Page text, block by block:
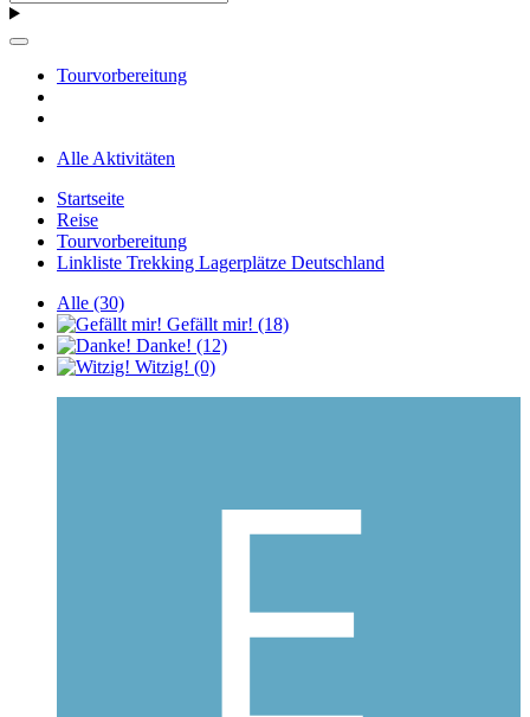
Tourvorbereitung
Alle Aktivitäten
Startseite
Reise
Tourvorbereitung
Linkliste Trekking Lagerplätze Deutschland
Alle (30)
Gefällt mir! (18)
Danke! (12)
Witzig! (0)